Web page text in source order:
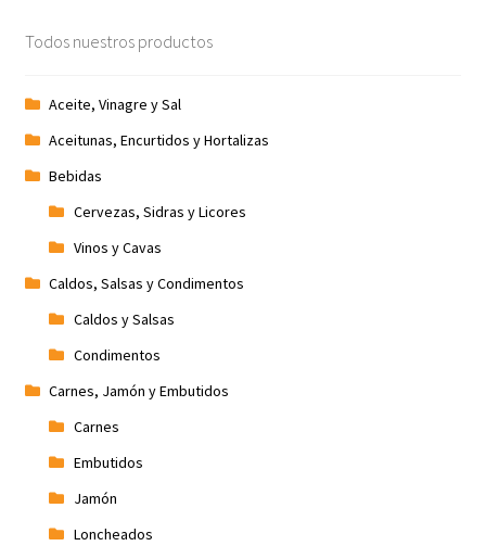
Todos nuestros productos
Aceite, Vinagre y Sal
Aceitunas, Encurtidos y Hortalizas
Bebidas
Cervezas, Sidras y Licores
Vinos y Cavas
Caldos, Salsas y Condimentos
Caldos y Salsas
Condimentos
Carnes, Jamón y Embutidos
Carnes
Embutidos
Jamón
Loncheados